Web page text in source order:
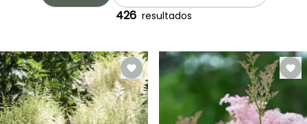
426 resultados